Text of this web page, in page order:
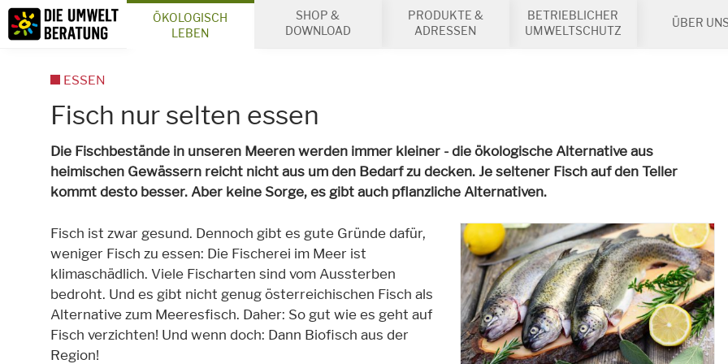
Inhalt
Suche
ÖKOLOGISCH
LEBEN
SHOP &
DOWNLOAD
PRODUKTE &
ADRESSEN
BETRIEBLICHER
UMWELTSCHUTZ
ÜBER
Fisch nur selten essen
Die Fischbestände in unseren Meeren werden immer kleiner - die ökologische Alternative aus
heimischen Gewässern reicht nicht aus um den Bedarf zu decken. Je seltener Fisch auf den Teller
kommt desto besser. Aber keine Sorge, es gibt auch pflanzliche Alternativen.
Fisch ist zwar gesund. Dennoch gibt es gute Gründe dafür,
weniger Fisch zu essen: Die Fischerei im Meer ist
klimaschädlich. Viele Fischarten sind vom Aussterben
bedroht. Und es gibt nicht genug österreichischen Fisch als
Alternative zum Meeresfisch. Daher: So gut wie es geht auf
Fisch verzichten! Und wenn doch: Dann Biofisch aus der
Region!
ESSEN